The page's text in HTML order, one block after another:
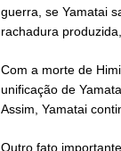
guerra, se Yamatai
rachadura
Com a morte de
unificação de
Assim, Yamatai
Outro fato